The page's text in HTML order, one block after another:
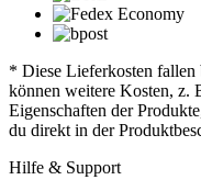
* Diese Lieferkosten fallen
können weitere Kosten, z.
Eigenschaften der
du direkt in der
Hilfe & Support